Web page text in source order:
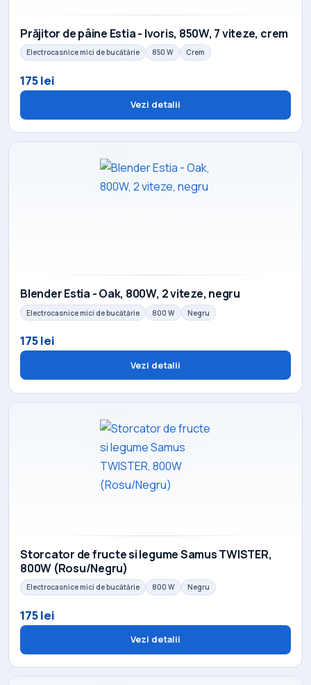
Prăjitor de pâine Estia - Ivoris, 850W, 7 viteze, crem
Electrocasnice mici de bucătărie 850 W Crem
175 lei
Vezi detalii
Blender Estia - Oak, 800W, 2 viteze, negru
Electrocasnice mici de bucătărie 800 W Negru
175 lei
Vezi detalii
Storcator de fructe si legume Samus TWISTER,
800W (Rosu/Negru)
Electrocasnice mici de bucătărie 800 W Negru
175 lei
Vezi detalii